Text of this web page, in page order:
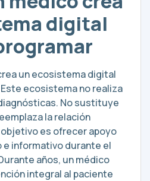
digital
un ecosistema digital
ecosistema no realiza
No sustituye
la relación
es ofrecer apoyo
informativo durante el
años, un médico
integral al paciente